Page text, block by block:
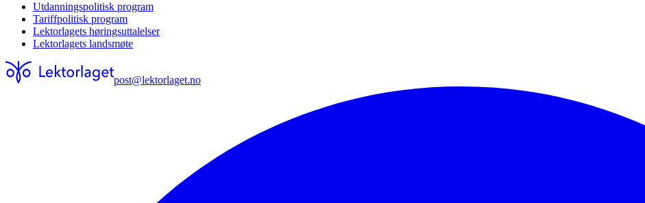
Utdanningspolitisk program
Tariffpolitisk program
Lektorlagets høringsuttalelser
Lektorlagets landsmøte
post@lektorlaget.no